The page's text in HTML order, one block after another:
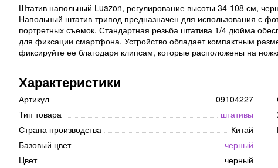
Штатив напольный Luazon, регулирование высоты 34-108 см,
Напольный штатив-трипод предназначен для использования с
портретных съемок. Стандартная резьба штатива 1/4 дюйма
для фиксации смартфона. Устройство обладает компактным
фиксируйте ее благодаря клипсам, которые расположены на
Характеристики
Артикул
09104227
Тип товара
штативы
Страна производства
Китай
Базовый цвет
черный
Цвет
черный